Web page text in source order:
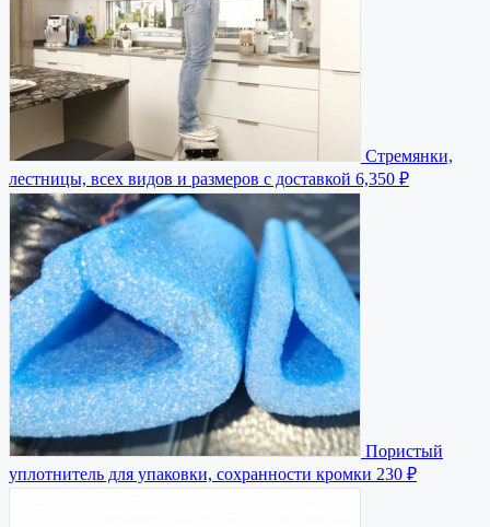
Стремянки,
лестницы, всех видов и размеров с доставкой 6,350 ₽
Пористый
уплотнитель для упаковки, сохранности кромки 230 ₽